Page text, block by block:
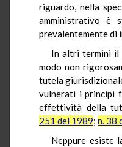
riguardo, nella
amministrativo è
prevalentemente di
In altri termini il
modo non
tutela
vulnerati i principi
effettività della
251 del 1989; n. 38
Neppure esiste